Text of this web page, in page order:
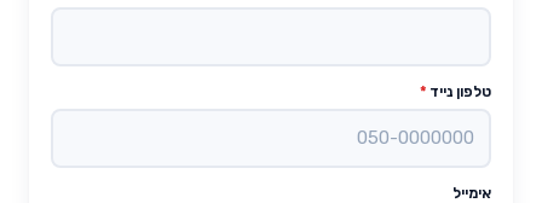
טלפון נייד *
אימייל